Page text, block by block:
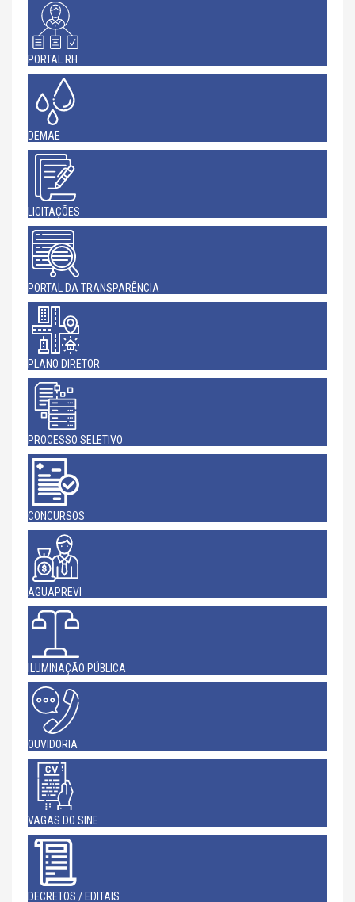
PORTAL RH
DEMAE
LICITAÇÕES
PORTAL DA TRANSPARÊNCIA
PLANO DIRETOR
PROCESSO SELETIVO
CONCURSOS
AGUAPREVI
ILUMINAÇÃO PÚBLICA
OUVIDORIA
VAGAS DO SINE
DECRETOS / EDITAIS